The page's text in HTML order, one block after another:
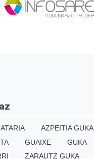
ATARIA AZPEITIA GUKA
GUAIXE GUKA
ZARAUTZ GUKA